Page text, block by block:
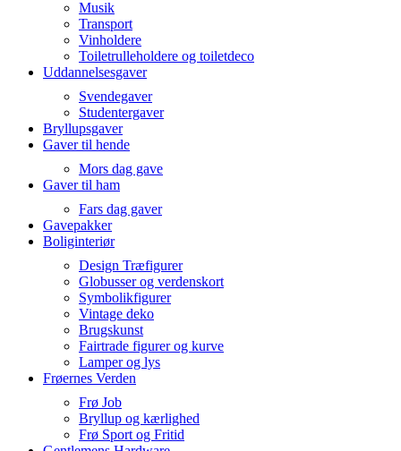
Musik
Transport
Vinholdere
Toiletrulleholdere og toiletdeco
Uddannelsesgaver
Svendegaver
Studentergaver
Bryllupsgaver
Gaver til hende
Mors dag gave
Gaver til ham
Fars dag gaver
Gavepakker
Boliginteriør
Design Træfigurer
Globusser og verdenskort
Symbolikfigurer
Vintage deko
Brugskunst
Fairtrade figurer og kurve
Lamper og lys
Frøernes Verden
Frø Job
Bryllup og kærlighed
Frø Sport og Fritid